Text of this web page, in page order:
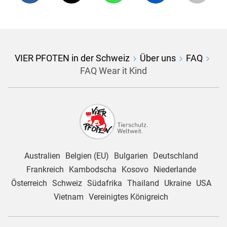
Ursprungs reduzieren und sicherstellen, dass sie
wir auch weiterhin Veränderungen herbeiführen
und Marken dazu auffordern, sich für Tiere
dauern, bis eine effektive Gesetzgebung erreicht
können es kaum erwarten.
VIER PFOTEN in der Schweiz Über uns
FAQ
FAQ Wear it Kind
Australien Belgien (EU) Bulgarien
Deutschland
Frankreich
Kambodscha Kosovo
Niederlande
Österreich Schweiz Südafrika Thailand Ukraine
USA
Vietnam Vereinigtes Königreich